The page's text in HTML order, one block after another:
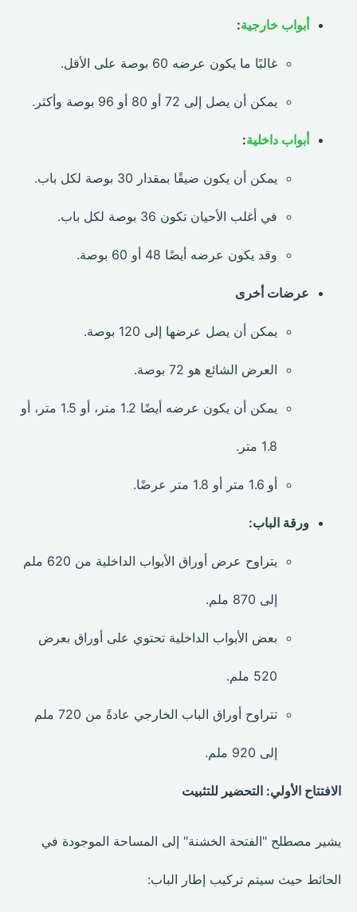
أبواب خارجية:
غالبًا ما يكون عرضه 60 بوصة على الأقل.
يمكن أن يصل إلى 72 أو 80 أو 96 بوصة وأكثر.
أبواب داخلية:
يمكن أن يكون ضيقًا بمقدار 30 بوصة لكل باب.
في أغلب الأحيان تكون 36 بوصة لكل باب.
وقد يكون عرضه أيضًا 48 أو 60 بوصة.
عرضات أخرى
يمكن أن يصل عرضها إلى 120 بوصة.
العرض الشائع هو 72 بوصة.
يمكن أن يكون عرضه أيضًا 1.2 متر، أو 1.5 متر، أو
1.8 متر.
أو 1.6 متر أو 1.8 متر عرضًا.
ورقة الباب:
يتراوح عرض أوراق الأبواب الداخلية من 620 ملم
إلى 870 ملم.
بعض الأبواب الداخلية تحتوي على أوراق بعرض
520 ملم.
تتراوح أوراق الباب الخارجي عادةً من 720 ملم
إلى 920 ملم.
الافتتاح الأولي: التحضير للتثبيت
يشير مصطلح "الفتحة الخشنة" إلى المساحة الموجودة في
الحائط حيث سيتم تركيب إطار الباب: